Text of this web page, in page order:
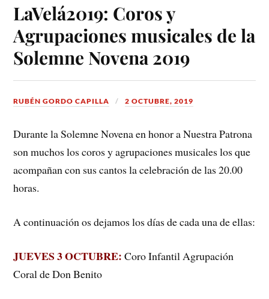
LaVelá2019: Coros y
Agrupaciones musicales de la
Solemne Novena 2019
RUBÉN GORDO CAPILLA 2 OCTUBRE, 2019
Durante la Solemne Novena en honor a Nuestra Patrona
son muchos los coros y agrupaciones musicales los que
acompañan con sus cantos la celebración de las 20.00
horas.
A continuación os dejamos los días de cada una de ellas:
JUEVES 3 OCTUBRE: Coro Infantil Agrupación
Coral de Don Benito